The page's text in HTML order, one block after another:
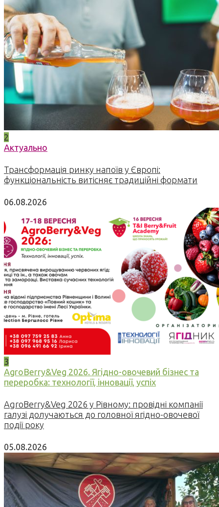
2
Актуально
Трансформація ринку напоїв у Європі:
функціональність витісняє традиційні формати
06.08.2026
3
AgroBerry&Veg 2026. Ягідно-овочевий бізнес та
переробка: технології, інновації, успіх
AgroBerry&Veg 2026 у Рівному: провідні компанії
галузі долучаються до головної ягідно-овочевої
події року
05.08.2026